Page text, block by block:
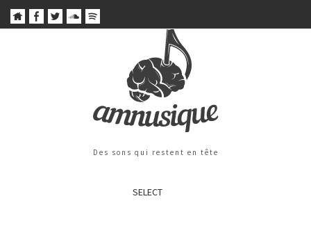
Des sons qui restent en tête
SELECT